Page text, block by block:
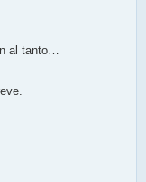
al tanto…